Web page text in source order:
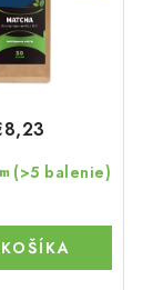
(>5 balenie)